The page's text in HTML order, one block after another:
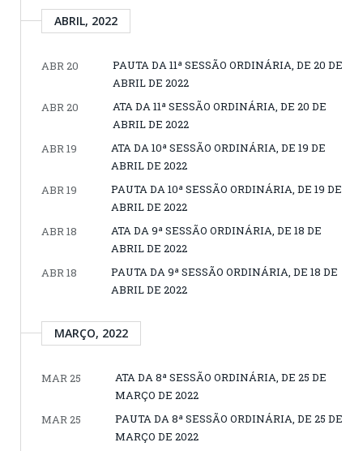
ABRIL, 2022
ABR 20
PAUTA DA 11ª SESSÃO ORDINÁRIA, DE 20 DE
ABRIL DE 2022
ABR 20
ATA DA 11ª SESSÃO ORDINÁRIA, DE 20 DE
ABRIL DE 2022
ABR 19
ATA DA 10ª SESSÃO ORDINÁRIA, DE 19 DE
ABRIL DE 2022
ABR 19
PAUTA DA 10ª SESSÃO ORDINÁRIA, DE 19 DE
ABRIL DE 2022
ABR 18
ATA DA 9ª SESSÃO ORDINÁRIA, DE 18 DE
ABRIL DE 2022
ABR 18
PAUTA DA 9ª SESSÃO ORDINÁRIA, DE 18 DE
ABRIL DE 2022
MARÇO, 2022
MAR 25
ATA DA 8ª SESSÃO ORDINÁRIA, DE 25 DE
MARÇO DE 2022
MAR 25
PAUTA DA 8ª SESSÃO ORDINÁRIA, DE 25 DE
MARÇO DE 2022